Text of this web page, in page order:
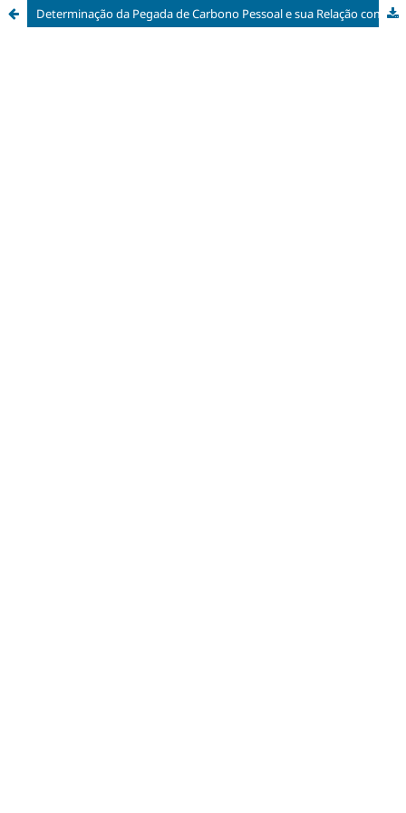
Determinação da Pegada de Carbono Pessoal e sua Relação com as Características Socioeconômicas de Pescadores Artesanais de Recursos Bentônicos em Punta Coles, Moquegua - Peru